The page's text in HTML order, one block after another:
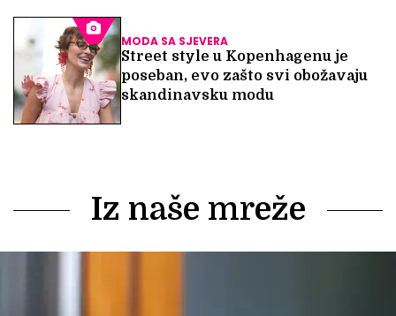
MODA SA SJEVERA
Street style u Kopenhagenu je
poseban, evo zašto svi obožavaju
skandinavsku modu
Iz naše mreže